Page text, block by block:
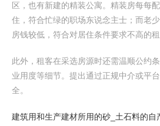
区，也有新建的精装公寓。精装房每每
住，符合忙绿的职场东说念主士；而老
房钱较低，符合对居住条件要求不高的租
此外，租客在采选房源时还需温顺公约
业用度等细节。提出通过正规中介或平
全。
建筑用和生产建材所用的砂_土石料的自